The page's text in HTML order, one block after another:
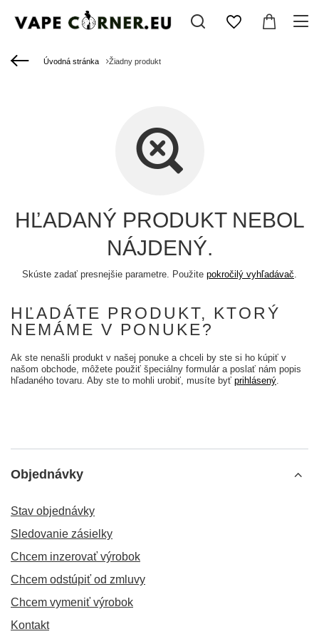
Úvodná stránka Žiadny produkt
HĽADANÝ PRODUKT NEBOL
NÁJDENÝ.
Skúste zadať presnejšie parametre. Použite pokročilý vyhľadávač.
HĽADÁTE PRODUKT, KTORÝ
NEMÁME V PONUKE?
Ak ste nenašli produkt v našej ponuke a chceli by ste si ho kúpiť v
našom obchode, môžete použiť špeciálny formulár a poslať nám popis
hľadaného tovaru. Aby ste to mohli urobiť, musíte byť prihlásený.
Objednávky
Stav objednávky
Sledovanie zásielky
Chcem inzerovať výrobok
Chcem odstúpiť od zmluvy
Chcem vymeniť výrobok
Kontakt